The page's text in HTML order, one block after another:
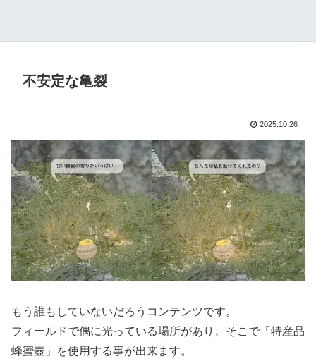
不安定な亀裂
2025.10.26
もう誰もしていないだろうコンテンツです。
フィールドで偶に光っている場所があり、そこで「特産品
蜂蜜壺」を使用する事が出来ます。